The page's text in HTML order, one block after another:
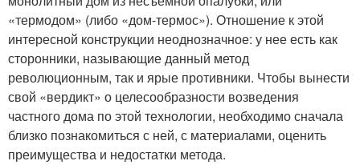
«термодом» (либо «дом-термос»). Отношение к этой
интересной конструкции неоднозначное: у нее есть как
сторонники, называющие данный метод
революционным, так и ярые противники. Чтобы вынести
свой «вердикт» о целесообразности возведения
частного дома по этой технологии, необходимо сначала
близко познакомиться с ней, с материалами, оценить
преимущества и недостатки метода.